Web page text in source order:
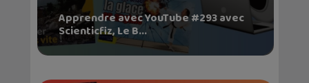
Apprendre avec YouTube #293 avec
Scienticfiz, Le B...